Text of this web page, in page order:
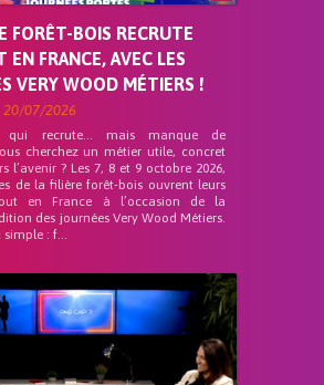
FORÊT-BOIS RECRUTE
EN FRANCE, AVEC LES
VERY WOOD MÉTIERS !
20/07/2026
qui recrute… mais manque de
cherchez un métier utile, concret
l’avenir ? Les 7, 8 et 9 octobre 2026,
de la filière forêt-bois ouvrent leurs
en France à l’occasion de la
des journées Very Wood Métiers.
simple : f...